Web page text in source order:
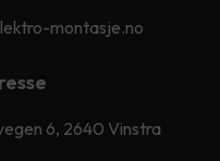
montasje.no
6, 2640 Vinstra